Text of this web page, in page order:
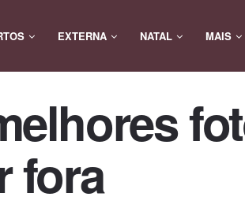
EXTERNA NATAL MAIS
fora